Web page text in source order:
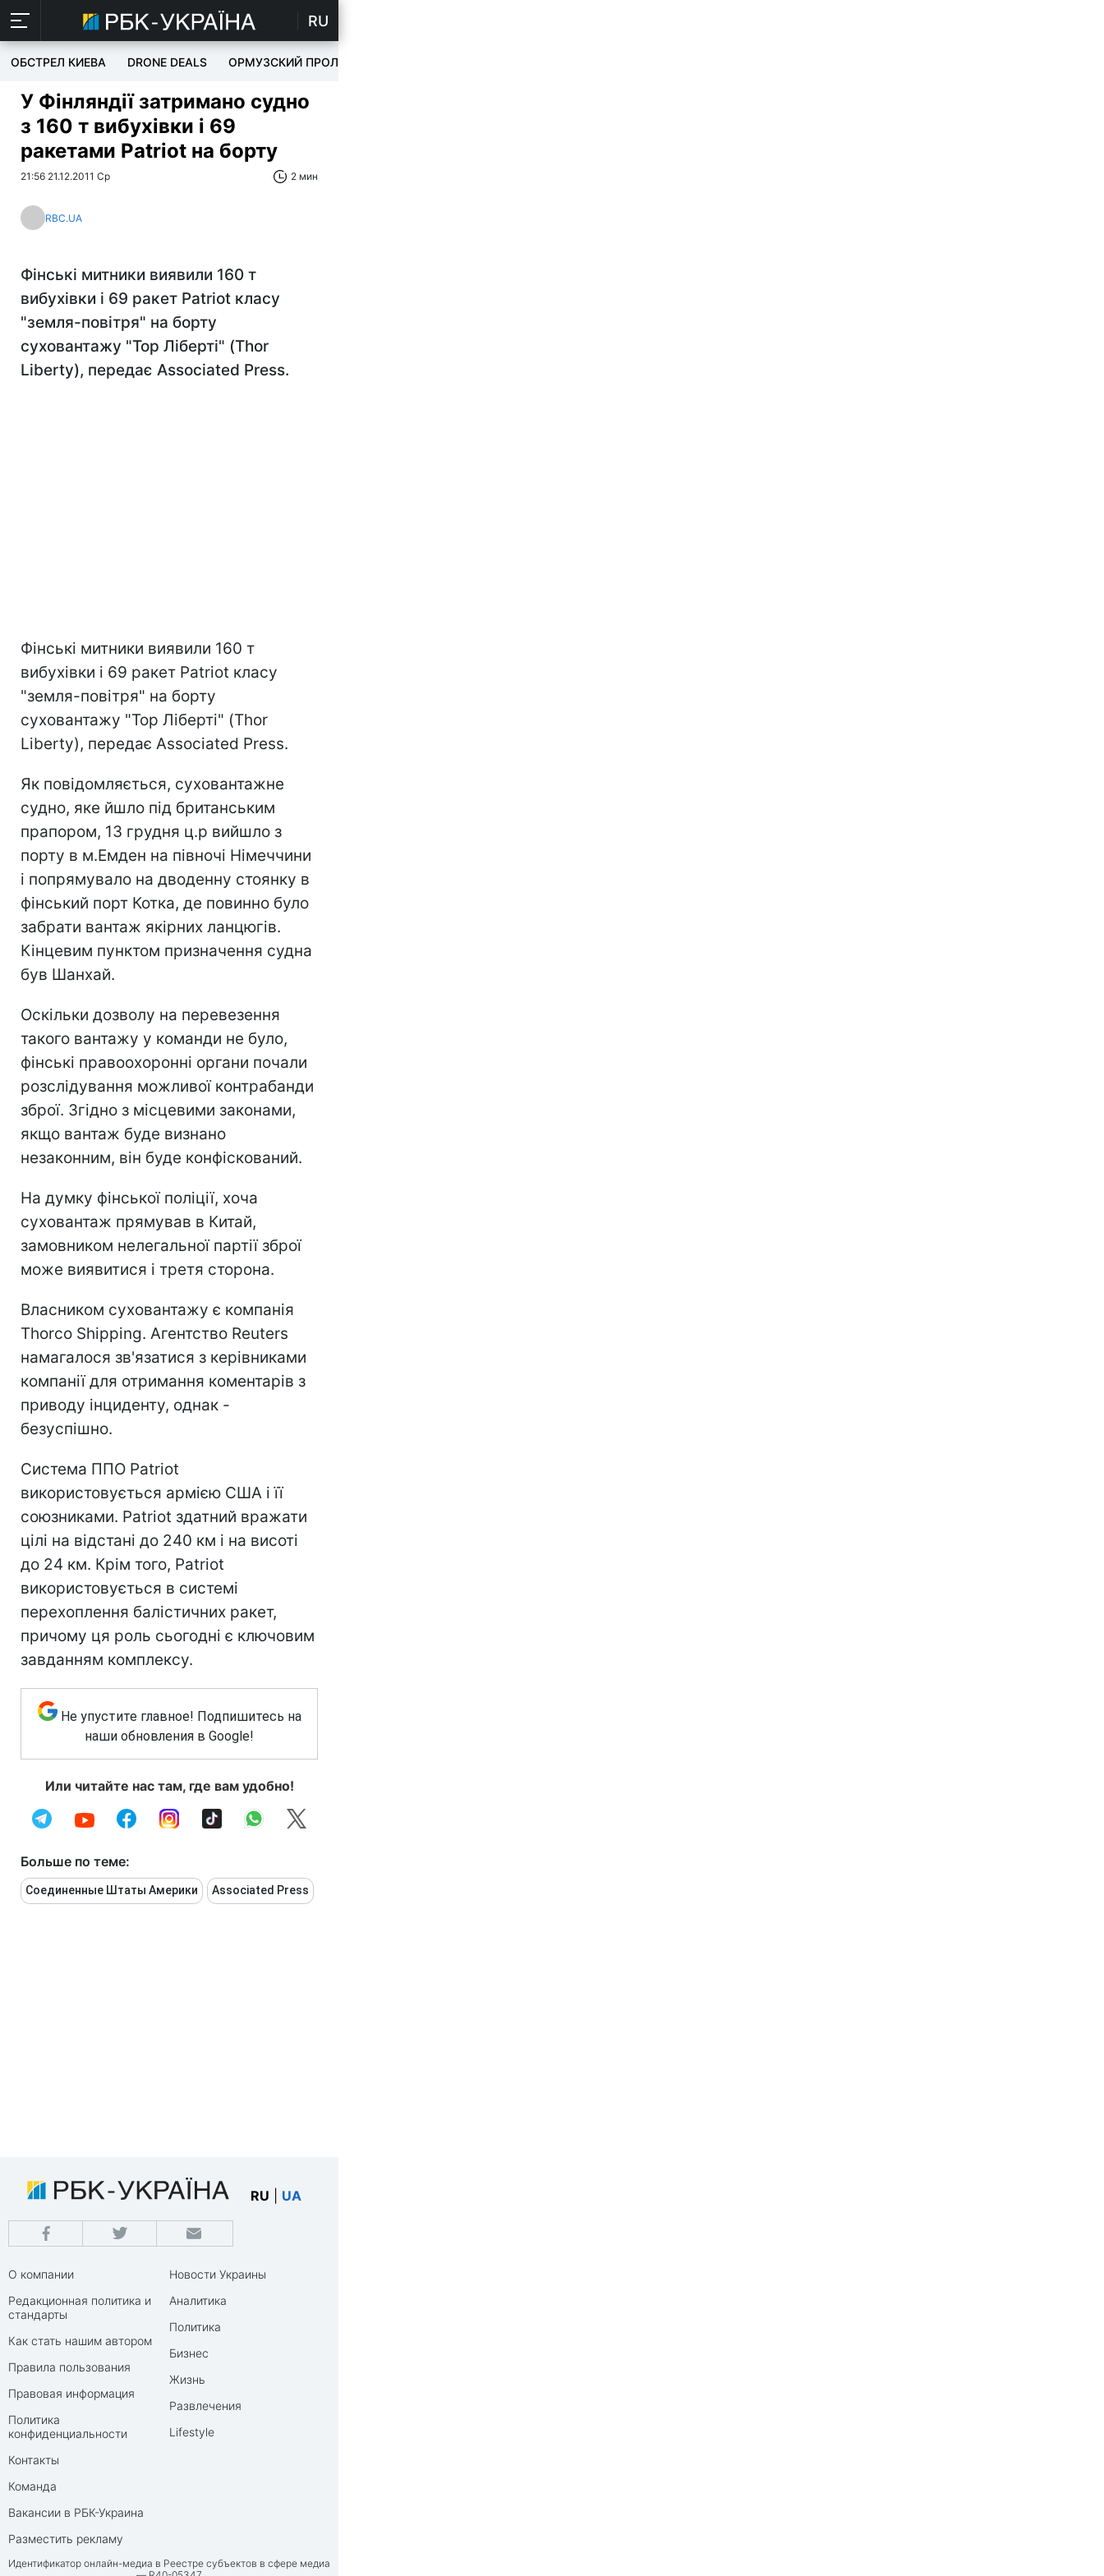
RU
ОБСТРЕЛ КИЕВА DRONE DEALS ОРМУЗСКИЙ ПРОЛИВ
У Фінляндії затримано судно
з 160 т вибухівки і 69
ракетами Patriot на борту
21:56 21.12.2011 Ср 2 мин
RBC.UA
Фінські митники виявили 160 т
вибухівки і 69 ракет Patriot класу
"земля-повітря" на борту
суховантажу "Тор Ліберті" (Thor
Liberty), передає Associated Press.
Фінські митники виявили 160 т
вибухівки і 69 ракет Patriot класу
"земля-повітря" на борту
суховантажу "Тор Ліберті" (Thor
Liberty), передає Associated Press.
Як повідомляється, суховантажне
судно, яке йшло під британським
прапором, 13 грудня ц.р вийшло з
порту в м.Емден на півночі Німеччини
і попрямувало на дводенну стоянку в
фінський порт Котка, де повинно було
забрати вантаж якірних ланцюгів.
Кінцевим пунктом призначення судна
був Шанхай.
Оскільки дозволу на перевезення
такого вантажу у команди не було,
фінські правоохоронні органи почали
розслідування можливої контрабанди
зброї. Згідно з місцевими законами,
якщо вантаж буде визнано
незаконним, він буде конфіскований.
На думку фінської поліції, хоча
суховантаж прямував в Китай,
замовником нелегальної партії зброї
може виявитися і третя сторона.
Власником суховантажу є компанія
Thorco Shipping. Агентство Reuters
намагалося зв'язатися з керівниками
компанії для отримання коментарів з
приводу інциденту, однак -
безуспішно.
Система ППО Patriot
використовується армією США і її
союзниками. Patriot здатний вражати
цілі на відстані до 240 км і на висоті
до 24 км. Крім того, Patriot
використовується в системі
перехоплення балістичних ракет,
причому ця роль сьогодні є ключовим
завданням комплексу.
Не упустите главное! Подпишитесь на
наши обновления в Google!
Или читайте нас там, где вам удобно!
Больше по теме:
Соединенные Штаты Америки Associated Press
RU UA
О компании
Редакционная политика и
стандарты
Как стать нашим автором
Правила пользования
Правовая информация
Политика
конфиденциальности
Контакты
Команда
Вакансии в РБК-Украина
Разместить рекламу
Новости Украины
Аналитика
Политика
Бизнес
Жизнь
Развлечения
Lifestyle
Идентификатор онлайн-медиа в Реестре субъектов в сфере медиа